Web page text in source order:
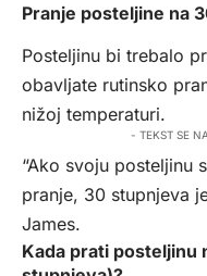
Pranje posteljine na
Posteljinu bi trebalo
obavljate rutinsko
nižoj temperaturi.
- TEKST SE
“Ako svoju posteljinu
pranje, 30 stupnjeva
James.
Kada prati posteljinu